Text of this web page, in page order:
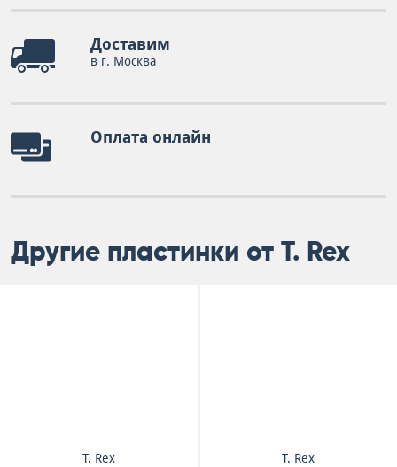
Доставим
в г. Москва
Оплата онлайн
Другие пластинки от T. Rex
T. Rex
T. Rex